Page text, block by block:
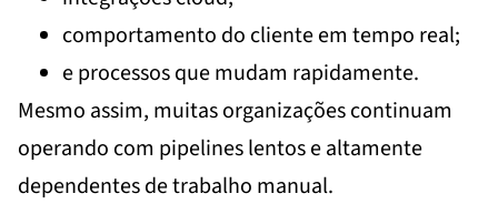
comportamento do cliente em tempo real;
e processos que mudam rapidamente.
Mesmo assim, muitas organizações continuam
operando com pipelines lentos e altamente
dependentes de trabalho manual.